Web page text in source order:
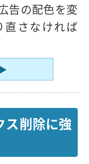
告の配色を変
直さなければ
ス削除に強